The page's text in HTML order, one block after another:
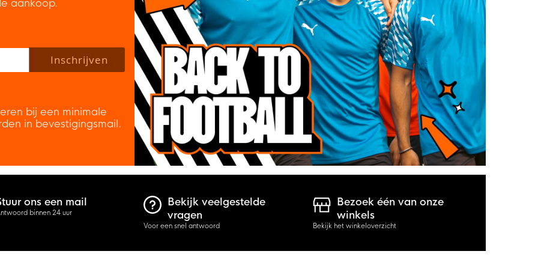
aankoop.
policy to subscribe to our newsletter.
Inschrijven
bij een minimale
in bevestigingsmail.
ons een mail
binnen 24 uur
Bekijk veelgestelde
vragen
Voor een snel antwoord
Bezoek één van onze
winkels
Bekijk het winkeloverzicht